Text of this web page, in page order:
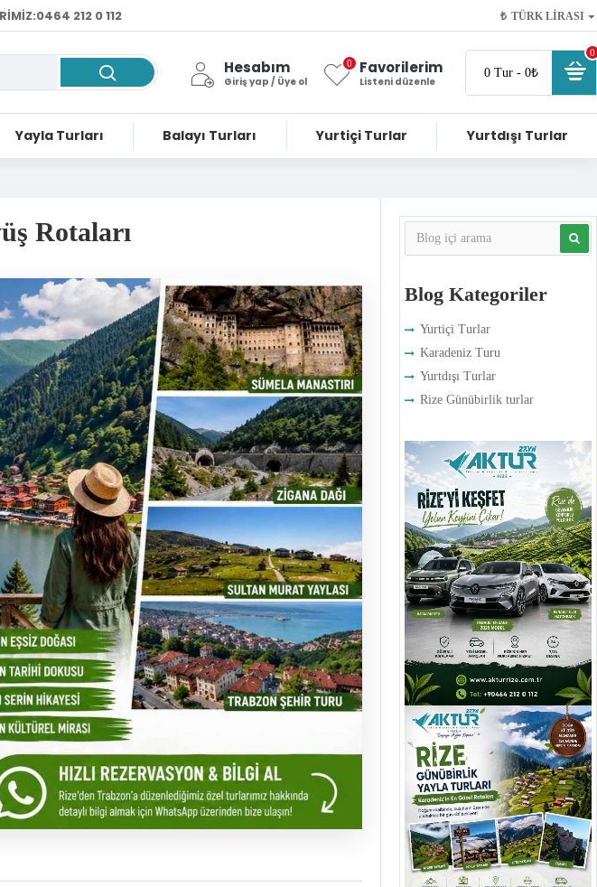
212 0 112 ₺ TÜRK LIRASI
Hesabım
Giriş yap / Üye ol
Favorilerim
Listeni düzenle
0
0 Tur - 0₺
0
Yayla Turları Balayı Turları Yurtiçi Turlar Yurtdışı Turlar
Rotaları
Blog Kategoriler
Yurtiçi Turlar
Karadeniz Turu
Yurtdışı Turlar
Rize Günübirlik turlar